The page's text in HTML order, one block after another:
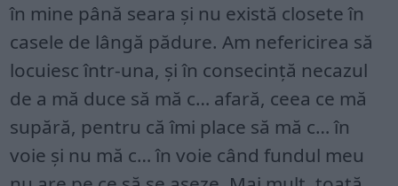
în mine până seara și nu există closete în
casele de lângă pădure. Am nefericirea să
locuiesc într-una, și în consecință necazul
de a mă duce să mă c… afară, ceea ce mă
supără, pentru că îmi place să mă c… în
voie și nu mă c… în voie când fundul meu